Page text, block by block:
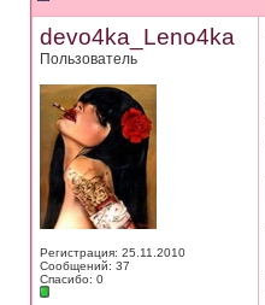
devo4ka_Leno4ka
Пользователь
Регистрация: 25.11.2010
Сообщений: 37
Спасибо: 0